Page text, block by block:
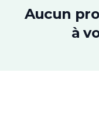
Aucun
à